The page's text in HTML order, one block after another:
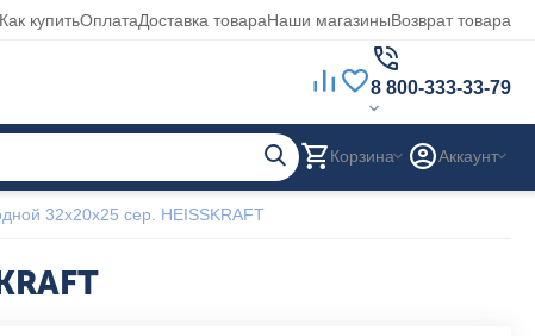
Как купитьОплатаДоставка товараНаши магазиныВозврат товара
8 800-333-33-79
Корзина Аккаунт
32x20x25 сер. HEISSKRAFT